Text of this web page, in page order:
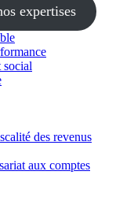
expertises
des revenus
aux comptes